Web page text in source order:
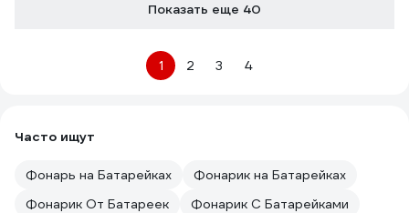
Показать еще 40
1 2 3 4
Часто ищут
Фонарь на Батарейках
Фонарик на Батарейках
Фонарик От Батареек
Фонарик С Батарейками